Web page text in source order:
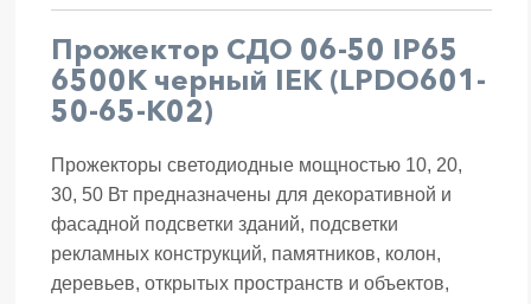
Прожектор СДО 06-50 IP65
6500K черный IEK (LPDO601-
50-65-K02)
Прожекторы светодиодные мощностью 10, 20,
30, 50 Вт предназначены для декоративной и
фасадной подсветки зданий, подсветки
рекламных конструкций, памятников, колон,
деревьев, открытых пространств и объектов,